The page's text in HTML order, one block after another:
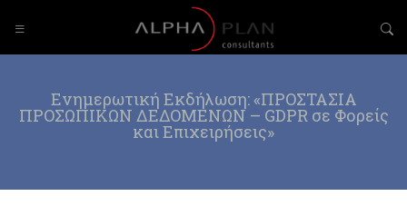
Ενημερωτική Εκδήλωση: «ΠΡΟΣΤΑΣΙΑ
ΠΡΟΣΩΠΙΚΩΝ ΔΕΔΟΜΕΝΩΝ – GDPR σε Φορείς
και Επιχειρήσεις»